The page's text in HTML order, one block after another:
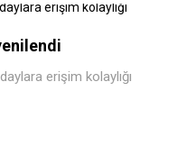
erişim kolaylığı